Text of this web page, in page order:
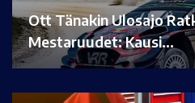
Ott Tänakin Ulosajo
Mestaruudet: Kausi…